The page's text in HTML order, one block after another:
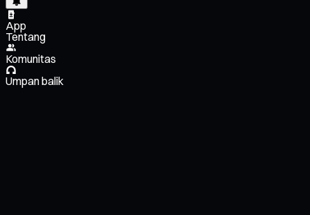
App
Tentang
Komunitas
Umpan balik